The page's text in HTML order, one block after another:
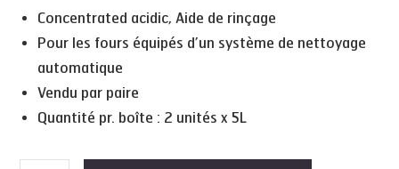
Concentrated acidic, Aide de rinçage
Pour les fours équipés d’un système de nettoyage
automatique
Vendu par paire
Quantité pr. boîte : 2 unités x 5L